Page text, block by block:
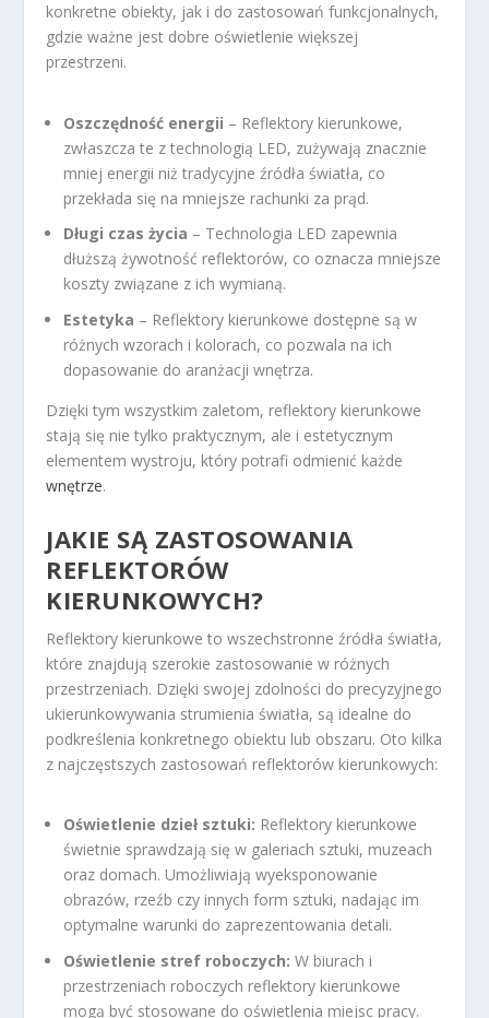
konkretne obiekty, jak i do zastosowań funkcjonalnych,
gdzie ważne jest dobre oświetlenie większej
przestrzeni.
Oszczędność energii – Reflektory kierunkowe,
zwłaszcza te z technologią LED, zużywają znacznie
mniej energii niż tradycyjne źródła światła, co
przekłada się na mniejsze rachunki za prąd.
Długi czas życia – Technologia LED zapewnia
dłuższą żywotność reflektorów, co oznacza mniejsze
koszty związane z ich wymianą.
Estetyka – Reflektory kierunkowe dostępne są w
różnych wzorach i kolorach, co pozwala na ich
dopasowanie do aranżacji wnętrza.
Dzięki tym wszystkim zaletom, reflektory kierunkowe
stają się nie tylko praktycznym, ale i estetycznym
elementem wystroju, który potrafi odmienić każde
wnętrze.
JAKIE SĄ ZASTOSOWANIA
REFLEKTORÓW
KIERUNKOWYCH?
Reflektory kierunkowe to wszechstronne źródła światła,
które znajdują szerokie zastosowanie w różnych
przestrzeniach. Dzięki swojej zdolności do precyzyjnego
ukierunkowywania strumienia światła, są idealne do
podkreślenia konkretnego obiektu lub obszaru. Oto kilka
z najczęstszych zastosowań reflektorów kierunkowych:
Oświetlenie dzieł sztuki: Reflektory kierunkowe
świetnie sprawdzają się w galeriach sztuki, muzeach
oraz domach. Umożliwiają wyeksponowanie
obrazów, rzeźb czy innych form sztuki, nadając im
optymalne warunki do zaprezentowania detali.
Oświetlenie stref roboczych: W biurach i
przestrzeniach roboczych reflektory kierunkowe
mogą być stosowane do oświetlenia miejsc pracy.